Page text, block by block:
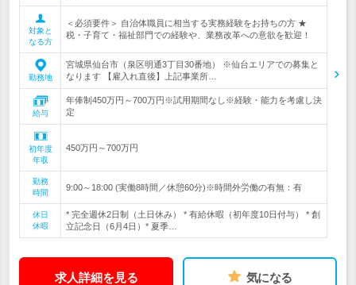
対象と
なる方
＜必須要件＞ 自治体職員に相当する実務経験をお持ちの方 ★
税・子育て・福祉部門での経験や、業務改革への意欲を歓迎！
勤務地
宮城県仙台市（泉区明通3丁目30番地） ※仙台エリアでの募集と
なります 【雇入れ直後】上記事業所…
給与
年俸制450万円～700万円※試用期間なし※経験・能力を考慮し決
定
初年度
年収
450万円～700万円
勤務
時間
9:00～18:00 (実働8時間／休憩60分)※時間外労働の有無：有
休日
休暇
* 完全週休2日制（土日休み） * 有給休暇（初年度10日付与） * 創
立記念日（6月4日）* 夏季…
求人詳細を見る 気になる